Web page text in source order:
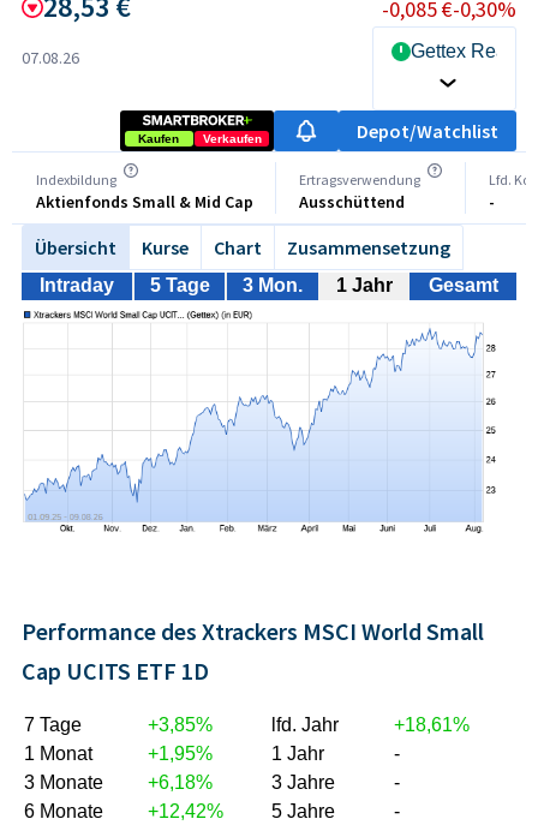
-0,085 €-0,30%
07.08.26 Gettex
Kaufen Verkaufen Depot/Watchlist
Indexbildung
Aktienfonds Small & Mid Cap
Ertragsverwendung
Ausschüttend
Lfd.
-
Übersicht Kurse Chart Zusammensetzung
Intraday 5 Tage 3 Mon. 1 Jahr Gesamt
Performance des Xtrackers MSCI World Small
Cap UCITS ETF 1D
7 Tage +3,85% lfd. Jahr
+18,61%
1 Monat
+1,95% 1 Jahr
-
3 Monate
+6,18% 3 Jahre
-
6 Monate
+12,42% 5 Jahre -